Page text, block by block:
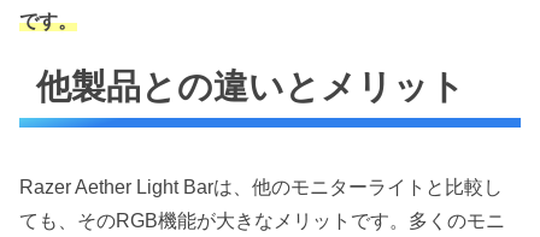
です。
他製品との違いとメリット
Razer Aether Light Barは、他のモニターライトと比較し
ても、そのRGB機能が大きなメリットです。多くのモニ